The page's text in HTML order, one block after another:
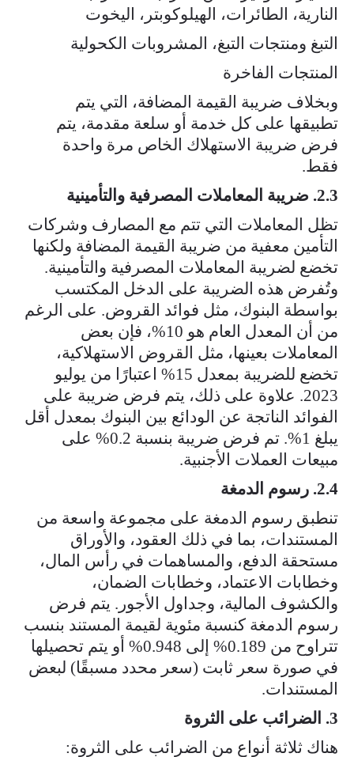
النارية، الطائرات، الهيلوكوبتر، اليخوت
التبغ ومنتجات التبغ، المشروبات الكحولية
المنتجات الفاخرة
وبخلاف ضريبة القيمة المضافة، التي يتم
تطبيقها على كل خدمة أو سلعة مقدمة، يتم
فرض ضريبة الاستهلاك الخاص مرة واحدة
فقط.
2.3. ضريبة المعاملات المصرفية والتأمينية
تظل المعاملات التي تتم مع المصارف وشركات
التأمين معفية من ضريبة القيمة المضافة ولكنها
تخضع لضريبة المعاملات المصرفية والتأمينية.
وتُفرض هذه الضريبة على الدخل المكتسب
بواسطة البنوك، مثل فوائد القروض. على الرغم
من أن المعدل العام هو 10%، فإن بعض
المعاملات بعينها، مثل القروض الاستهلاكية،
تخضع للضريبة بمعدل 15% اعتبارًا من يوليو
2023. علاوة على ذلك، يتم فرض ضريبة على
الفوائد الناتجة عن الودائع بين البنوك بمعدل أقل
يبلغ 1%. تم فرض ضريبة بنسبة 0.2% على
مبيعات العملات الأجنبية.
2.4. رسوم الدمغة
تنطبق رسوم الدمغة على مجموعة واسعة من
المستندات، بما في ذلك العقود، والأوراق
مستحقة الدفع، والمساهمات في رأس المال،
وخطابات الاعتماد، وخطابات الضمان،
والكشوف المالية، وجداول الأجور. يتم فرض
رسوم الدمغة كنسبة مئوية لقيمة المستند بنسب
تتراوح من 0.189% إلى 0.948% أو يتم تحصيلها
في صورة سعر ثابت (سعر محدد مسبقًا) لبعض
المستندات.
3. الضرائب على الثروة
هناك ثلاثة أنواع من الضرائب على الثروة: